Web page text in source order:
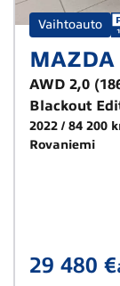
Vaihtoauto
MAZDA
AWD 2,0
Blackout
2022 84 200
Rovaniemi
29 480 €